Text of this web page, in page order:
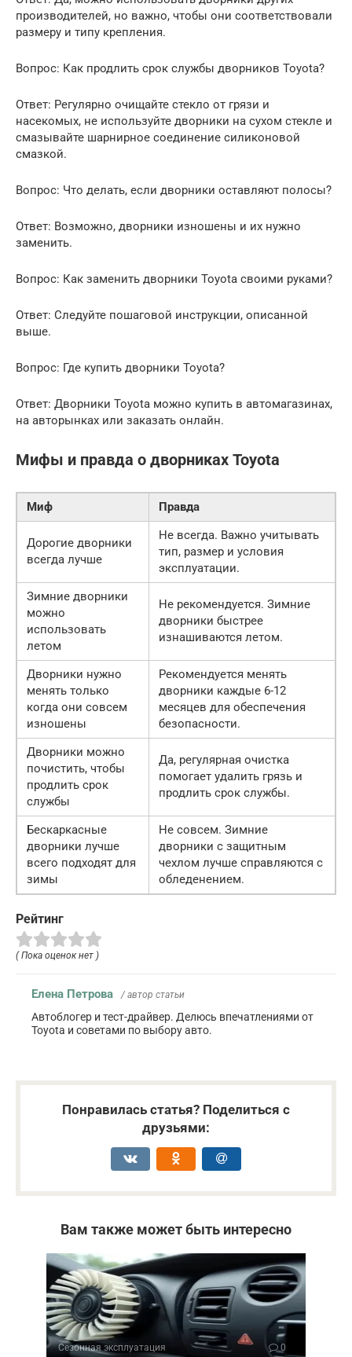
производителей, но важно, чтобы они соответствовали
размеру и типу крепления.
Вопрос: Как продлить срок службы дворников Toyota?
Ответ: Регулярно очищайте стекло от грязи и
насекомых, не используйте дворники на сухом стекле и
смазывайте шарнирное соединение силиконовой
смазкой.
Вопрос: Что делать, если дворники оставляют полосы?
Ответ: Возможно, дворники изношены и их нужно
заменить.
Вопрос: Как заменить дворники Toyota своими руками?
Ответ: Следуйте пошаговой инструкции, описанной
выше.
Вопрос: Где купить дворники Toyota?
Ответ: Дворники Toyota можно купить в автомагазинах,
на авторынках или заказать онлайн.
Мифы и правда о дворниках Toyota
Миф Правда
Дорогие дворники
всегда лучше
Не всегда. Важно учитывать
тип, размер и условия
эксплуатации.
Зимние дворники
можно
использовать
летом
Не рекомендуется. Зимние
дворники быстрее
изнашиваются летом.
Дворники нужно
менять только
когда они совсем
изношены
Рекомендуется менять
дворники каждые 6-12
месяцев для обеспечения
безопасности.
Дворники можно
почистить, чтобы
продлить срок
службы
Да, регулярная очистка
помогает удалить грязь и
продлить срок службы.
Бескаркасные
дворники лучше
всего подходят для
зимы
Не совсем. Зимние
дворники с защитным
чехлом лучше справляются с
обледенением.
Рейтинг
( Пока оценок нет )
Елена Петрова / автор статьи
Автоблогер и тест-драйвер. Делюсь впечатлениями от
Toyota и советами по выбору авто.
Понравилась статья? Поделиться с
друзьями:
Вам также может быть интересно
Сезонная эксплуатация 0